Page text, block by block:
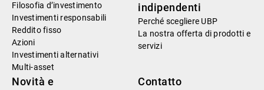
Filosofia d’investimento
Investimenti responsabili
Reddito fisso
Azioni
Investimenti alternativi
Multi-asset
indipendenti
Perché scegliere UBP
La nostra offerta di prodotti e
servizi
Novità e
Contatto